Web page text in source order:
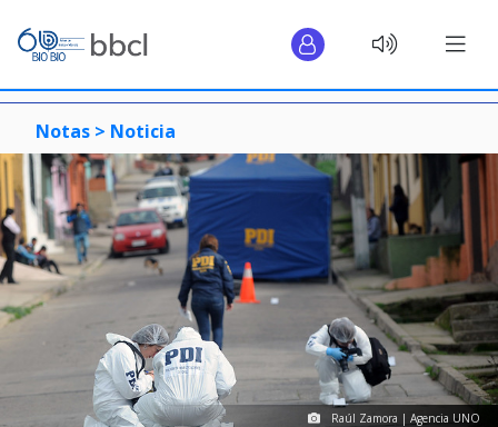
Notas > Noticia
Raúl Zamora | Agencia UNO